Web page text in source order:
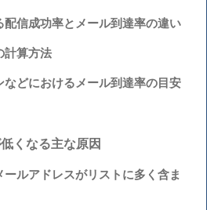
配信成功率とメール到達率の違い
計算方法
などにおけるメール到達率の目安
くなる主な原因
ールアドレスがリストに多く含ま